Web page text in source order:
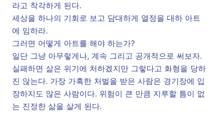
라고 착각하게 된다.
세상을 하나의 기회로 보고 담대하게 열정을 대하 아트
에 임하라.
그러면 어떻게 아트를 해야 하는가?
일단 그냥 아무렇게나, 계속 그리고 공개적으로 써보자.
실패하면 삶은 위기에 처하겠지만 그렇다고 화형을 당하
진 않는다. 가장 가혹한 처벌을 받은 사람은 경기장에 입
장하지도 않은 사람이다. 위험이 큰 만큼 지루할 틈이 없
는 진정한 삶을 살게 된다.